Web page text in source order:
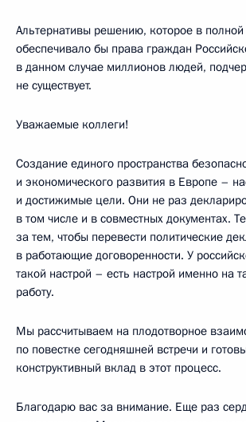
Альтернативы решению, которое в
обеспечивало бы права граждан
в данном случае миллионов людей,
не существует.
Уважаемые коллеги!
Создание единого пространства
и экономического развития в Европе –
и достижимые цели. Они не раз
в том числе и в совместных документах.
за тем, чтобы перевести политические
в работающие договоренности. У
такой настрой – есть настрой именно на
работу.
Мы рассчитываем на плодотворное
по повестке сегодняшней встречи и
конструктивный вклад в этот процесс.
Благодарю вас за внимание. Еще раз